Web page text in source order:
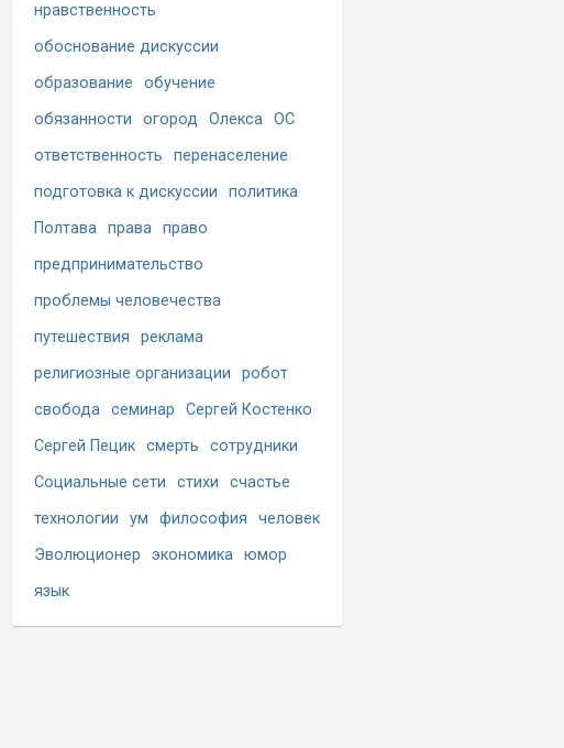
нравственность
обоснование дискуссии
образование
обучение
обязанности
огород Олекса ОС
ответственность
перенаселение
подготовка к дискуссии
политика
Полтава права право
предпринимательство
проблемы человечества
путешествия
реклама
религиозные организации
робот
свобода семинар
Сергей Костенко
Сергей Пецик смерть
сотрудники
Социальные сети
стихи
счастье
технологии
ум философия
человек
Эволюционер
экономика юмор
язык